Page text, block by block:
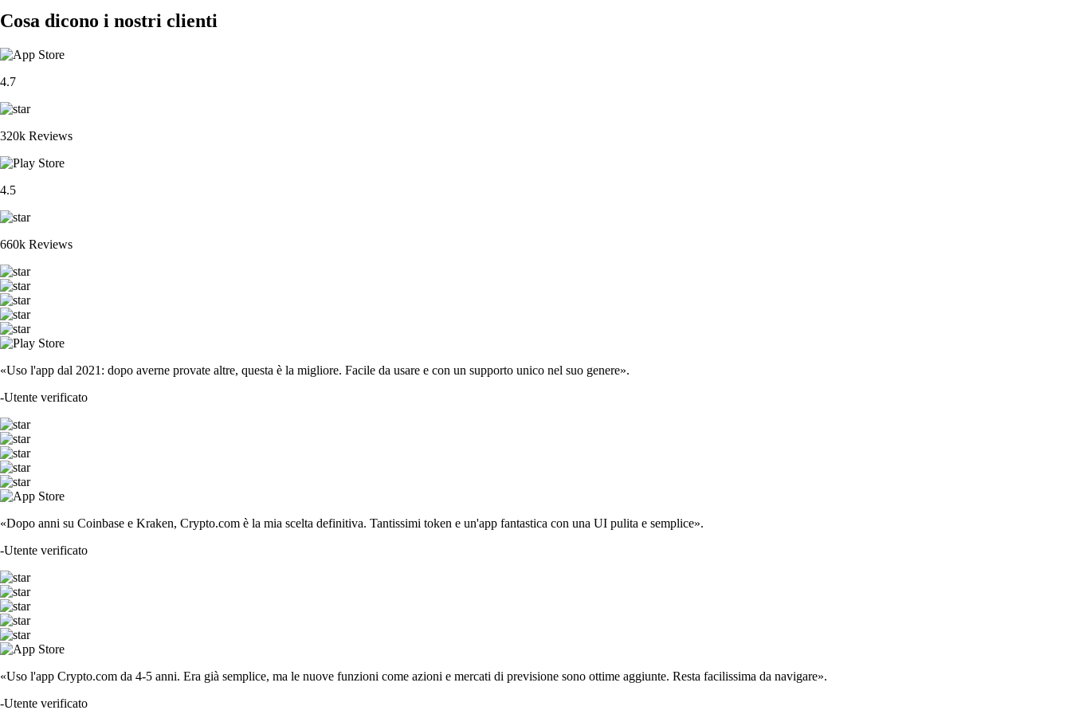
Cosa dicono i nostri clienti
4.7
320k Reviews
4.5
660k Reviews
«Uso l'app dal 2021: dopo averne provate altre, questa è la migliore. Facile da usare e con un supporto unico nel suo genere».
-Utente verificato
«Dopo anni su Coinbase e Kraken, Crypto.com è la mia scelta definitiva. Tantissimi token e un'app fantastica con una UI pulita e semplice».
-Utente verificato
«Uso l'app Crypto.com da 4-5 anni. Era già semplice, ma le nuove funzioni come azioni e mercati di previsione sono ottime aggiunte. Resta facilissima da navigare».
-Utente verificato